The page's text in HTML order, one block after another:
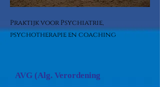
Praktijk voor Psychiatrie,
psychotherapie en coaching
AVG (Alg. Verordening